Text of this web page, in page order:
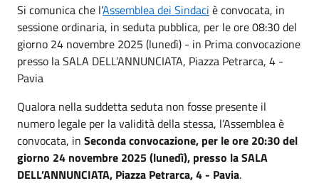
Si comunica che l’Assemblea dei Sindaci è convocata, in
sessione ordinaria, in seduta pubblica, per le ore 08:30 del
giorno 24 novembre 2025 (lunedì) - in Prima convocazione
presso la SALA DELL’ANNUNCIATA, Piazza Petrarca, 4 -
Pavia
Qualora nella suddetta seduta non fosse presente il
numero legale per la validità della stessa, l’Assemblea è
convocata, in Seconda convocazione, per le ore 20:30 del
giorno 24 novembre 2025 (lunedì), presso la SALA
DELL’ANNUNCIATA, Piazza Petrarca, 4 - Pavia.